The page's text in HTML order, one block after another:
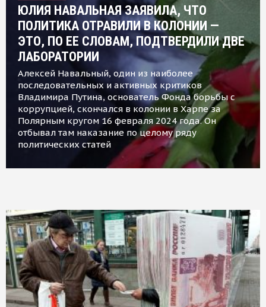
ЮЛИЯ НАВАЛЬНАЯ ЗАЯВИЛА, ЧТО
ПОЛИТИКА ОТРАВИЛИ В КОЛОНИИ —
ЭТО, ПО ЕЕ СЛОВАМ, ПОДТВЕРДИЛИ ДВЕ
ЛАБОРАТОРИИ
Алексей Навальный, один из наиболее
последовательных и активных критиков
Владимира Путина, основатель Фонда борьбы с
коррупцией, скончался в колонии в Харпе за
Полярным кругом 16 февраля 2024 года. Он
отбывал там наказание по целому ряду
политических статей